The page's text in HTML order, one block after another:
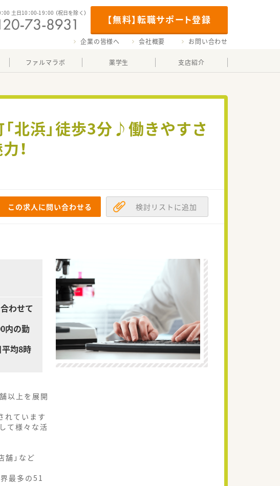
【無料】転職サポート登録
00 土日10：00-19：00 （祝日を除く）
企業の皆様へ 会社概要 お問い合わせ
ファルマラボ 薬学生 支店紹介
北浜」徒歩3分♪働きやすさ
！
この求人に問い合わせる 検討リストに追加
わせて
内の勤
均8時
以上を展開
れています
て様々な活
舗」など
最多の51